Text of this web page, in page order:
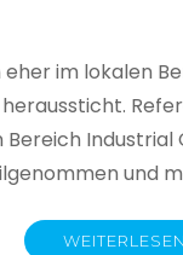
im lokalen
Bereich
und
WEITERLESEN